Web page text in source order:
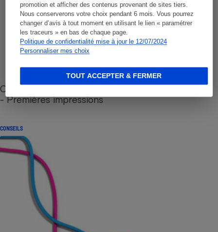
promotion et afficher des contenus provenant de sites tiers.
Nous conserverons votre choix pendant 6 mois. Vous pourrez
changer d’avis à tout moment en utilisant le lien « paramétrer
les traceurs » en bas de chaque page.
Politique de confidentialité mise à jour le 12/07/2024
Personnaliser mes choix
TOUT ACCEPTER & FERMER
Cafetière à capsules zéro déchet CoffeeB (vidéo)
- Premières impressions
CONSEILS